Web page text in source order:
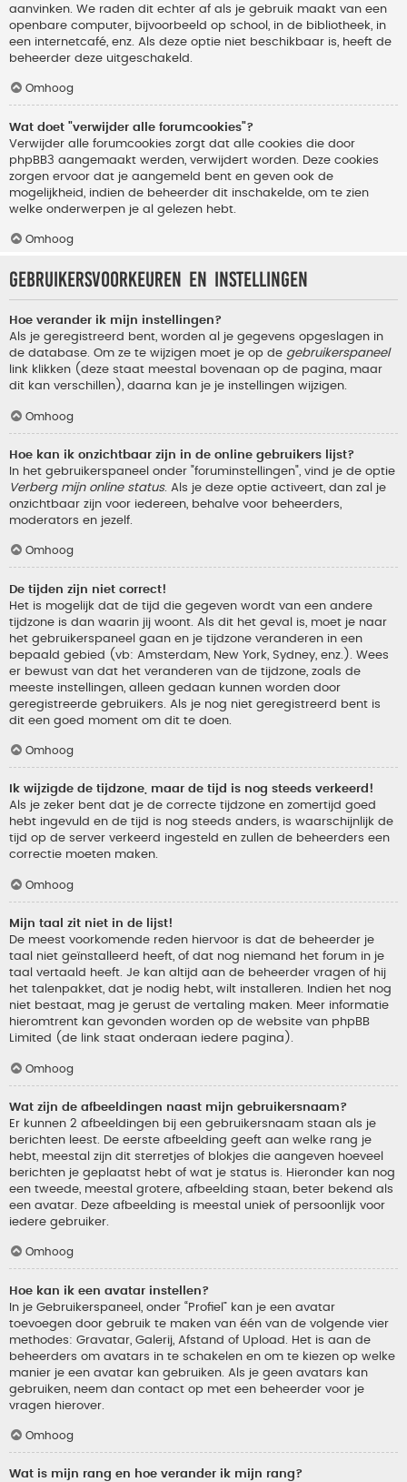
aanvinken. We raden dit echter af als je gebruik maakt van een
openbare computer, bijvoorbeeld op school, in de bibliotheek, in
een internetcafé, enz. Als deze optie niet beschikbaar is, heeft de
beheerder deze uitgeschakeld.
Omhoog
Wat doet "verwijder alle forumcookies"?
Verwijder alle forumcookies zorgt dat alle cookies die door
phpBB3 aangemaakt werden, verwijdert worden. Deze cookies
zorgen ervoor dat je aangemeld bent en geven ook de
mogelijkheid, indien de beheerder dit inschakelde, om te zien
welke onderwerpen je al gelezen hebt.
Omhoog
Gebruikersvoorkeuren en instellingen
Hoe verander ik mijn instellingen?
Als je geregistreerd bent, worden al je gegevens opgeslagen in
de database. Om ze te wijzigen moet je op de gebruikerspaneel
link klikken (deze staat meestal bovenaan op de pagina, maar
dit kan verschillen), daarna kan je je instellingen wijzigen.
Omhoog
Hoe kan ik onzichtbaar zijn in de online gebruikers lijst?
In het gebruikerspaneel onder "foruminstellingen", vind je de optie
Verberg mijn online status. Als je deze optie activeert, dan zal je
onzichtbaar zijn voor iedereen, behalve voor beheerders,
moderators en jezelf.
Omhoog
De tijden zijn niet correct!
Het is mogelijk dat de tijd die gegeven wordt van een andere
tijdzone is dan waarin jij woont. Als dit het geval is, moet je naar
het gebruikerspaneel gaan en je tijdzone veranderen in een
bepaald gebied (vb: Amsterdam, New York, Sydney, enz.). Wees
er bewust van dat het veranderen van de tijdzone, zoals de
meeste instellingen, alleen gedaan kunnen worden door
geregistreerde gebruikers. Als je nog niet geregistreerd bent is
dit een goed moment om dit te doen.
Omhoog
Ik wijzigde de tijdzone, maar de tijd is nog steeds verkeerd!
Als je zeker bent dat je de correcte tijdzone en zomertijd goed
hebt ingevuld en de tijd is nog steeds anders, is waarschijnlijk de
tijd op de server verkeerd ingesteld en zullen de beheerders een
correctie moeten maken.
Omhoog
Mijn taal zit niet in de lijst!
De meest voorkomende reden hiervoor is dat de beheerder je
taal niet geïnstalleerd heeft, of dat nog niemand het forum in je
taal vertaald heeft. Je kan altijd aan de beheerder vragen of hij
het talenpakket, dat je nodig hebt, wilt installeren. Indien het nog
niet bestaat, mag je gerust de vertaling maken. Meer informatie
hieromtrent kan gevonden worden op de website van phpBB
Limited (de link staat onderaan iedere pagina).
Omhoog
Wat zijn de afbeeldingen naast mijn gebruikersnaam?
Er kunnen 2 afbeeldingen bij een gebruikersnaam staan als je
berichten leest. De eerste afbeelding geeft aan welke rang je
hebt, meestal zijn dit sterretjes of blokjes die aangeven hoeveel
berichten je geplaatst hebt of wat je status is. Hieronder kan nog
een tweede, meestal grotere, afbeelding staan, beter bekend als
een avatar. Deze afbeelding is meestal uniek of persoonlijk voor
iedere gebruiker.
Omhoog
Hoe kan ik een avatar instellen?
In je Gebruikerspaneel, onder “Profiel” kan je een avatar
toevoegen door gebruik te maken van één van de volgende vier
methodes: Gravatar, Galerij, Afstand of Upload. Het is aan de
beheerders om avatars in te schakelen en om te kiezen op welke
manier je een avatar kan gebruiken. Als je geen avatars kan
gebruiken, neem dan contact op met een beheerder voor je
vragen hierover.
Omhoog
Wat is mijn rang en hoe verander ik mijn rang?